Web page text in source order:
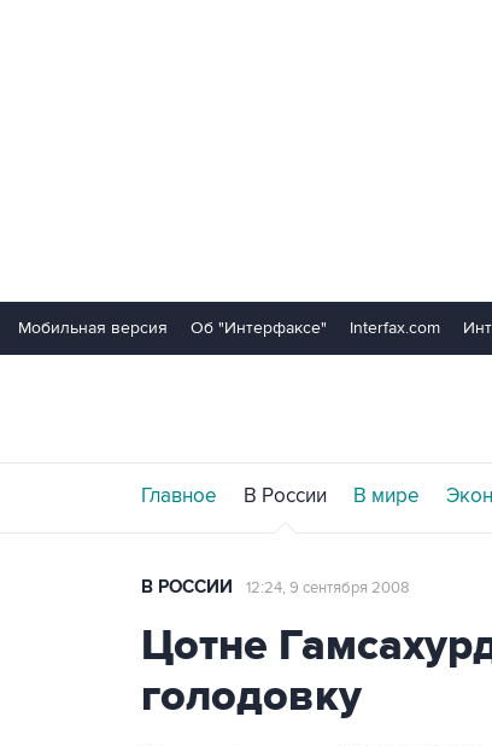
Мобильная версия Об "Интерфаксе" Interfax.com
Главное В России В мире
В РОССИИ 12:24, 9 сентября 2008
Цотне
голодовку